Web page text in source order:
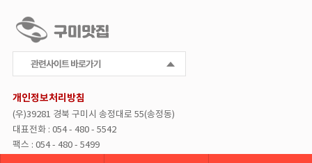
금오산금오리
경북 구미시 산호대로23길 25-..
054-475-5295
개인정보처리방침
(우)39281 경북 구미시 송정대로 55(송정동)
대표전화 : 054 - 480 - 5542
팩스 : 054 - 480 - 5499